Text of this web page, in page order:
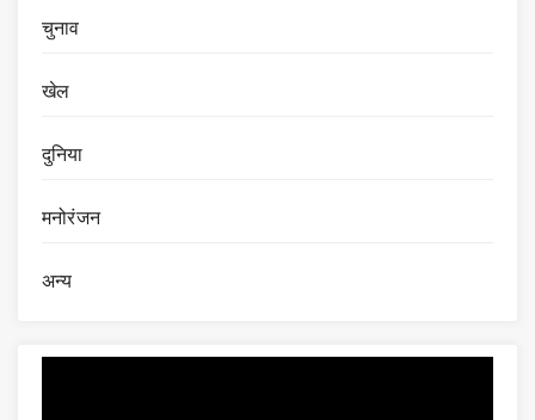
चुनाव
खेल
दुनिया
मनोरंजन
अन्य